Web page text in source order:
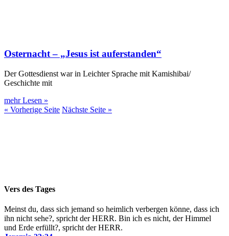
Osternacht – „Jesus ist auferstanden“
Der Gottesdienst war in Leichter Sprache mit Kamishibai/
Geschichte mit
mehr Lesen »
« Vorherige Seite Nächste Seite »
Vers des Tages
Meinst du, dass sich jemand so heimlich verbergen könne, dass ich
ihn nicht sehe?, spricht der HERR. Bin ich es nicht, der Himmel
und Erde erfüllt?, spricht der HERR.